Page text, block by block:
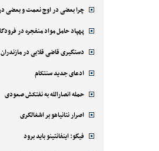
چرا بعضی در اوج نعمت و بعضی
پهپاد حامل مواد منفجره در
دستگیری قاضی قلابی در مازندران
ادعای جدید سنتکام
حمله انصارالله به نفتکش صعودی
اصرار نتانیاهو بر اشغالگری
فیگو: اینفانتینو باید برود